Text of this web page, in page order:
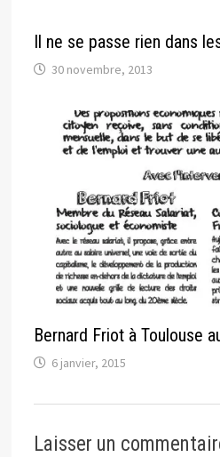
Il ne se passe rien dans
30 novembre, 2013
Bernard Friot à Toulouse
6 janvier, 2015
Laisser un